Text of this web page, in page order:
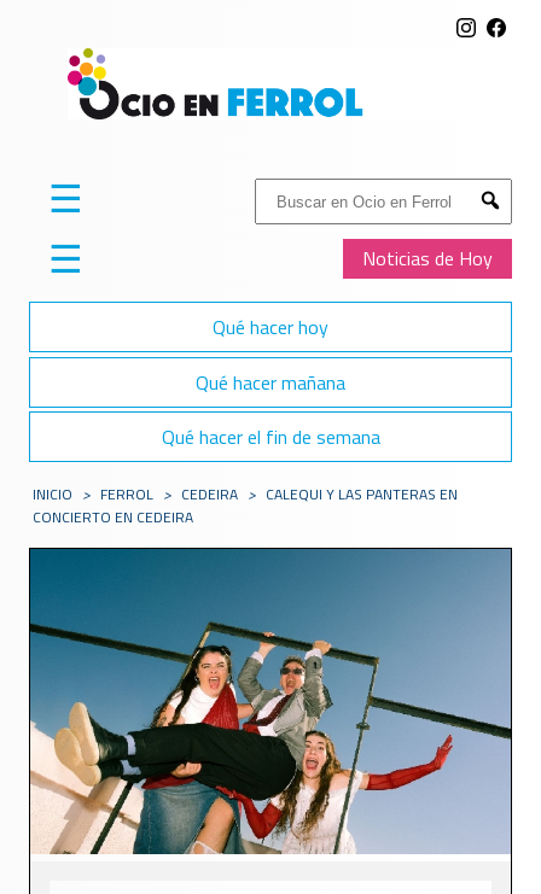
Buscar:
Submit
Noticias de Hoy
☰
☰
Qué hacer hoy
Qué hacer mañana
Qué hacer el fin de semana
INICIO > FERROL > CEDEIRA > CALEQUI Y LAS PANTERAS EN
CONCIERTO EN CEDEIRA